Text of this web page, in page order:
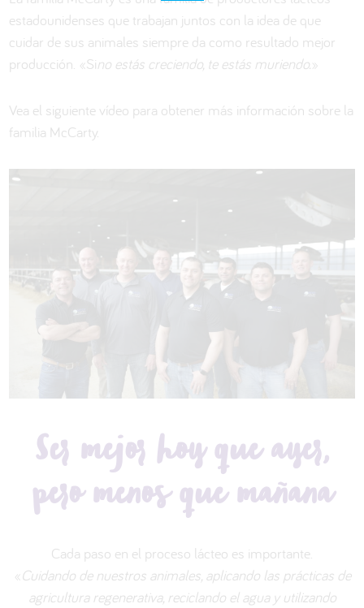
estadounidenses que trabajan juntos con la idea de que
cuidar de sus animales siempre da como resultado mejor
producción. «Sino estás creciendo, te estás muriendo.»
Vea el siguiente vídeo para obtener más información sobre la
familia McCarty.
Ser mejor hoy que ayer,
pero menos que mañana
Cada paso en el proceso lácteo es importante.
«Cuidando de nuestros animales, aplicando las prácticas de
agricultura regenerativa, reciclando el agua y utilizando